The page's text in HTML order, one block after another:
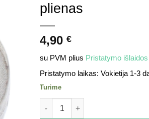
plienas
4,90 €
su PVM plius Pristatymo išlaidos
Pristatymo laikas: Vokietija 1-3
Turime
produkto kiekis: Grid cap -